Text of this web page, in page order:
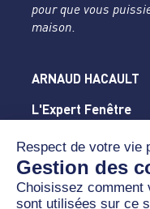
pour que vous
maison.
ARNAUD HACAULT
L'Expert Fenêtre
86 avenue du Perche
61300 L'AIGLE
02 14 20 54 28